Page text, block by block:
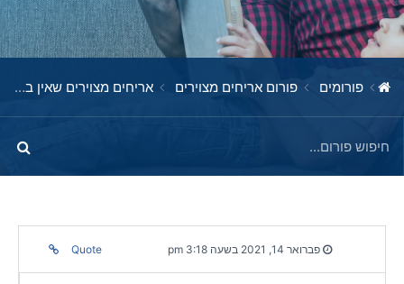
פורומים פורום אריחים מצוירים אריחים מצוירים שאין בארץ
פברואר 14, 2021 בשעה 3:18 pm Quote